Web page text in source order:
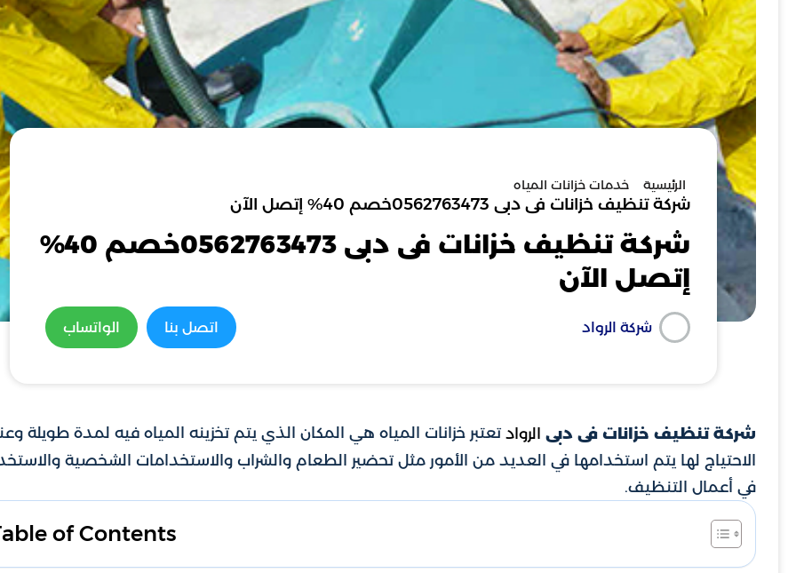
الرئيسية خدمات خزانات المياه
شركة تنظيف خزانات فى دبى 0562763473خصم 40% إتصل الآن
شركة تنظيف خزانات فى دبى 0562763473خصم 40%
إتصل الآن
شركة الرواد اتصل بنا الواتساب
شركة تنظيف خزانات فى دبى الرواد تعتبر خزانات المياه هي المكان الذي يتم تخزينه المياه فيه لمدة طويلة
الاحتياج لها يتم استخدامها في العديد من الأمور مثل تحضير الطعام والشراب والاستخدامات الشخصية
في أعمال التنظيف.
of Contents